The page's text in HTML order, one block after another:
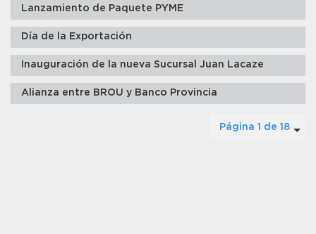
Lanzamiento de Paquete PYME
Día de la Exportación
Inauguración de la nueva Sucursal Juan Lacaze
Alianza entre BROU y Banco Provincia
Página 1 de 18